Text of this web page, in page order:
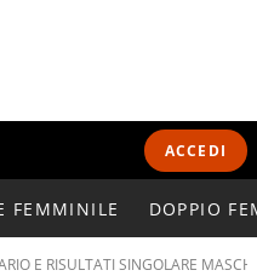
ACCEDI
FEMMINILE DOPPIO
E RISULTATI SINGOLARE